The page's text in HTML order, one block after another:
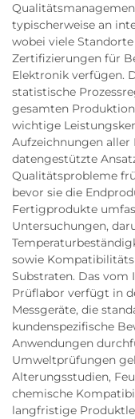
typischerweise an
wobei viele
Zertifizierungen für
Elektronik verfügen.
statistische
gesamten
wichtige
Aufzeichnungen
datengestützte
Qualitätsprobleme
bevor sie die
Fertigprodukte
Untersuchungen,
sowie
Substraten. Das vom
Prüflabor verfügt in
Messgeräte, die
kundenspezifische
Anwendungen
Umweltprüfungen
Alterungsstudien,
chemische
langfristige